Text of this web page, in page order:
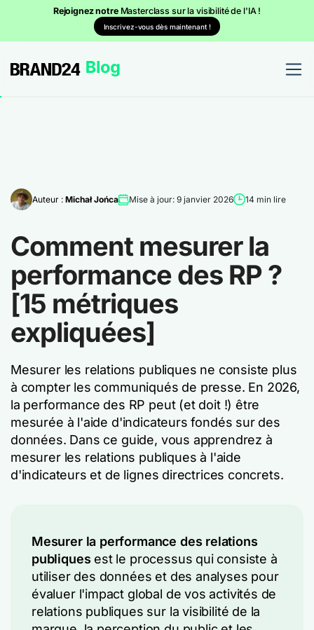
Rejoignez notre Masterclass sur la visibilité de l'IA !
Inscrivez-vous dès maintenant !
Auteur : Michał Jońca Mise à jour: 9 janvier 2026 14 min lire
Comment mesurer la
performance des RP ?
[15 métriques
expliquées]
Mesurer les relations publiques ne consiste plus
à compter les communiqués de presse. En 2026,
la performance des RP peut (et doit !) être
mesurée à l'aide d'indicateurs fondés sur des
données. Dans ce guide, vous apprendrez à
mesurer les relations publiques à l'aide
d'indicateurs et de lignes directrices concrets.
Mesurer la performance des relations
publiques est le processus qui consiste à
utiliser des données et des analyses pour
évaluer l'impact global de vos activités de
relations publiques sur la visibilité de la